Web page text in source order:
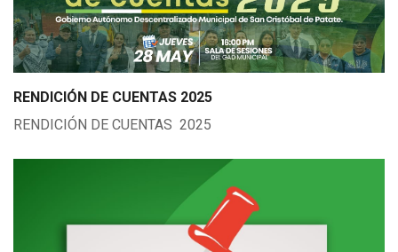
RENDICIÓN DE CUENTAS 2025
RENDICIÓN DE CUENTAS 2025